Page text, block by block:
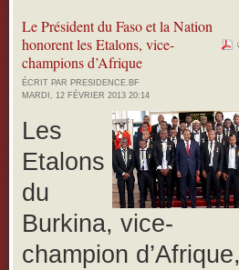
Le Président du Faso et la Nation
honorent les Etalons, vice-
champions d’Afrique
ÉCRIT PAR PRESIDENCE.BF
MARDI, 12 FÉVRIER 2013 20:14
Les
Etalons
du
Burkina, vice-
champion d’Afrique,